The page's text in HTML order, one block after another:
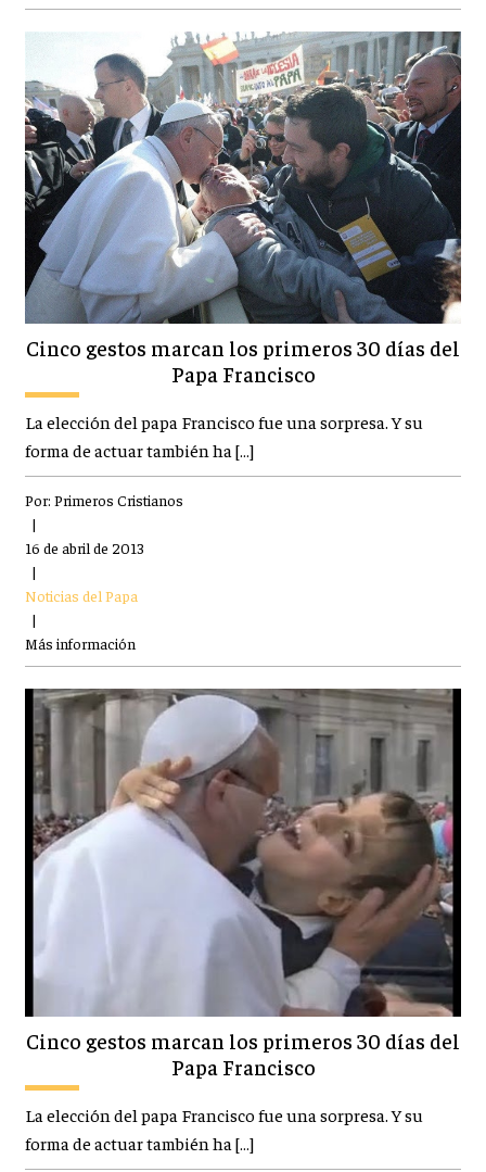
Cinco gestos marcan los primeros 30 días del
Papa Francisco
La elección del papa Francisco fue una sorpresa. Y su
forma de actuar también ha […]
Por: Primeros Cristianos
|
16 de abril de 2013
|
Noticias del Papa
|
Más información
Cinco gestos marcan los primeros 30 días del
Papa Francisco
La elección del papa Francisco fue una sorpresa. Y su
forma de actuar también ha […]